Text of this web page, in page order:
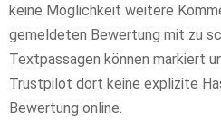
keine Möglichkeit weitere
gemeldeten Bewertung mit zu
Textpassagen können markiert
Trustpilot dort keine explizite
Bewertung online.